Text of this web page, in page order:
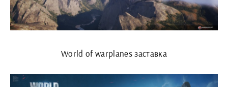
World of warplanes заставка